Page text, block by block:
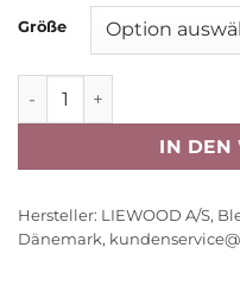
Größe
Liewood Ilford Pyjama-
IN DEN
Hersteller: LIEWOOD A/S,
Dänemark,